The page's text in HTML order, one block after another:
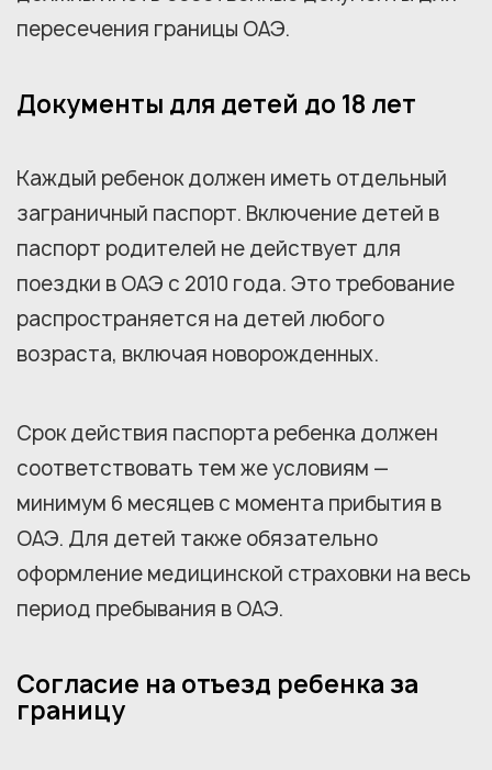
пересечения границы ОАЭ.
Документы для детей до 18 лет
Каждый ребенок должен иметь отдельный
заграничный паспорт. Включение детей в
паспорт родителей не действует для
поездки в ОАЭ с 2010 года. Это требование
распространяется на детей любого
возраста, включая новорожденных.
Срок действия паспорта ребенка должен
соответствовать тем же условиям —
минимум 6 месяцев с момента прибытия в
ОАЭ. Для детей также обязательно
оформление медицинской страховки на весь
период пребывания в ОАЭ.
Согласие на отъезд ребенка за
границу